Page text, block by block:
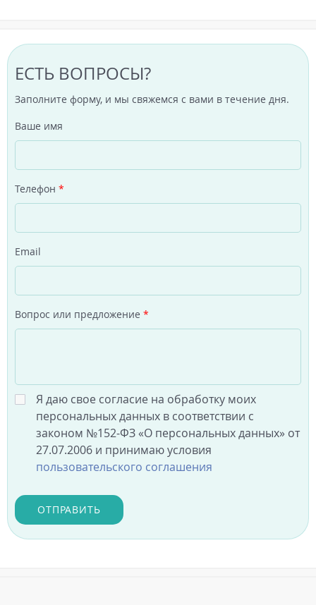
ЕСТЬ ВОПРОСЫ?
Заполните форму, и мы свяжемся с вами в течение дня.
Ваше имя
Телефон *
Email
Вопрос или предложение *
Я даю свое согласие на обработку моих
персональных данных в соответствии с
законом №152-ФЗ «О персональных данных» от
27.07.2006 и принимаю условия
пользовательского соглашения
ОТПРАВИТЬ